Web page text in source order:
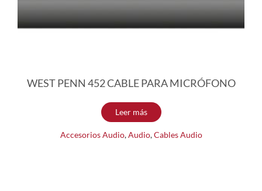
WEST PENN 452 CABLE PARA MICRÓFONO
Leer más
Accesorios Audio,Audio,Cables Audio